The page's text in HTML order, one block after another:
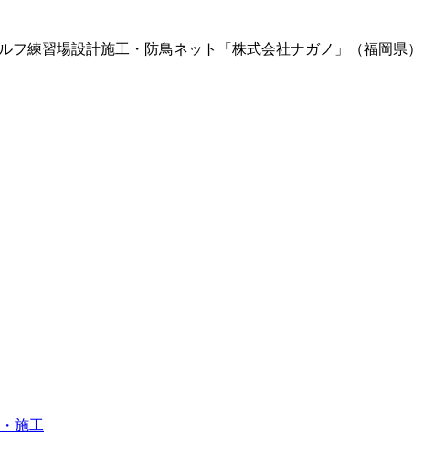
練習場設計施工・防鳥ネット「株式会社ナガノ」（福岡県）
施工